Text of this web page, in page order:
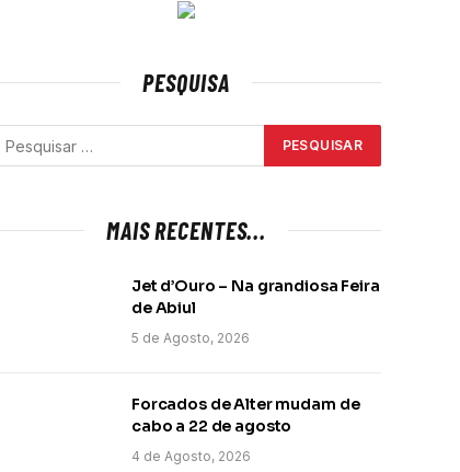
PESQUISA
MAIS RECENTES...
Jet d’Ouro – Na grandiosa Feira
de Abiul
5 de Agosto, 2026
Forcados de Alter mudam de
cabo a 22 de agosto
4 de Agosto, 2026